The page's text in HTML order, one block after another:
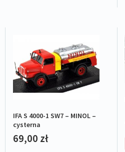
IFA S 4000-1 SW7 – MINOL –
cysterna
69,00 zł